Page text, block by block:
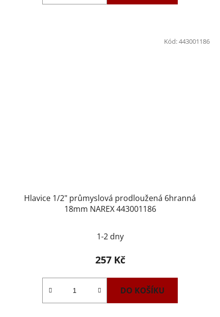
Hlavice 1/2" průmyslová prodloužená 6hranná
18mm NAREX 443001186
1-2 dny
257 Kč
DO KOŠÍKU
Kód:443001186